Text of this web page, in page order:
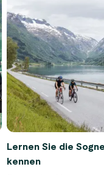
Lernen Sie die
kennen